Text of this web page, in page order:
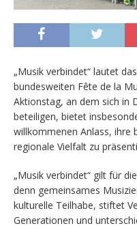
„Musik verbindet“ lautet
bundesweiten Fête de la
Aktionstag, an dem sich in
beteiligen, bietet
willkommenen Anlass, ihre
regionale Vielfalt zu
„Musik verbindet“ gilt für
denn gemeinsames
kulturelle Teilhabe, stiftet
Generationen und